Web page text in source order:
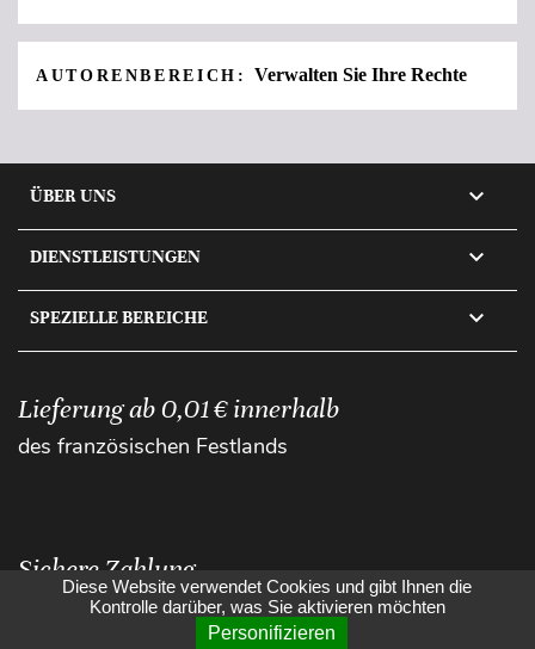
AUTORENBEREICH: Verwalten Sie Ihre Rechte
ÜBER UNS 
DIENSTLEISTUNGEN 
SPEZIELLE BEREICHE 
Lieferung ab 0,01 € innerhalb
des französischen Festlands
Sichere Zahlung
Diese Website verwendet Cookies und gibt Ihnen die
Kontrolle darüber, was Sie aktivieren möchten
Personifizieren